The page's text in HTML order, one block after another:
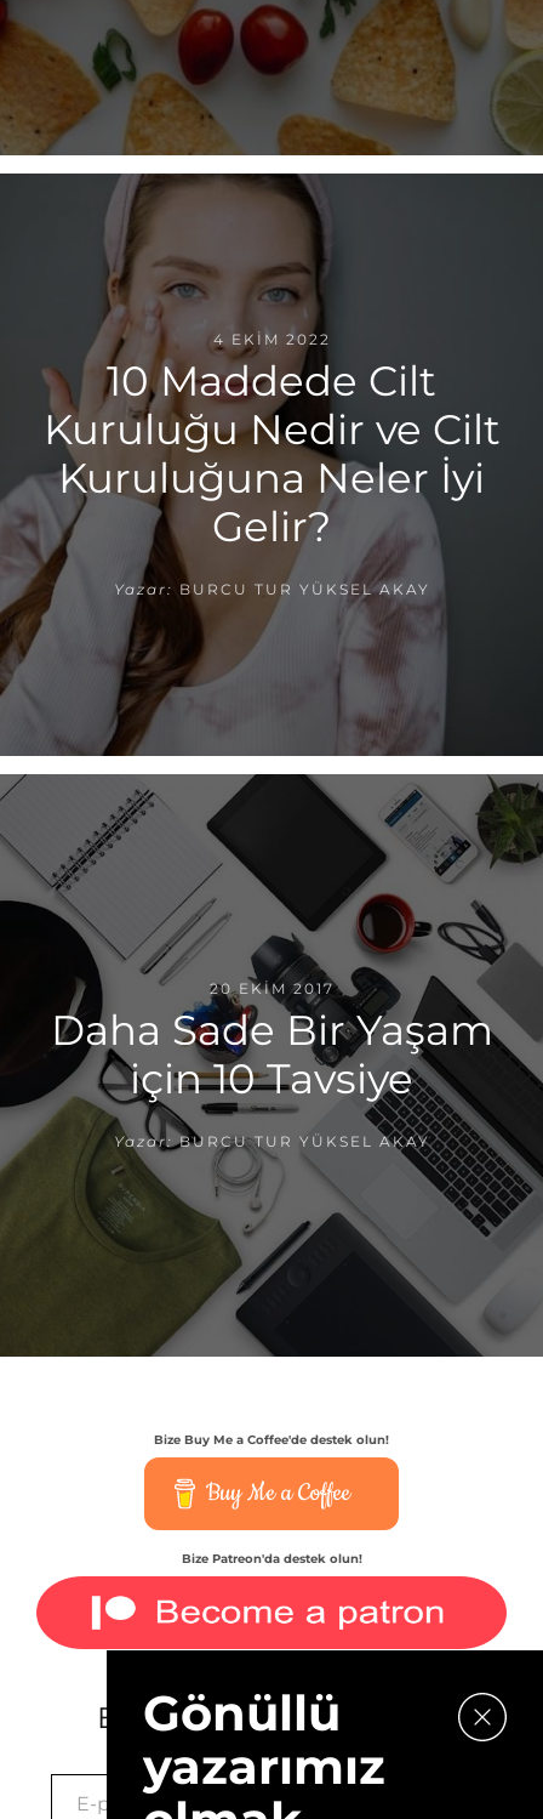
4 EKIM 2022
10 Maddede Cilt
Kuruluğu Nedir ve Cilt
Kuruluğuna Neler İyi
Gelir?
Yazar: BURCU TUR YÜKSEL AKAY
20 EKIM 2017
Daha Sade Bir Yaşam
için 10 Tavsiye
Yazar: BURCU TUR YÜKSEL AKAY
Bize Buy Me a Coffee'de destek olun!
Buy Me a Coffee
Bize Patreon'da destek olun!
E-bültenimize kaydolun.
Gönüllü
yazarımız